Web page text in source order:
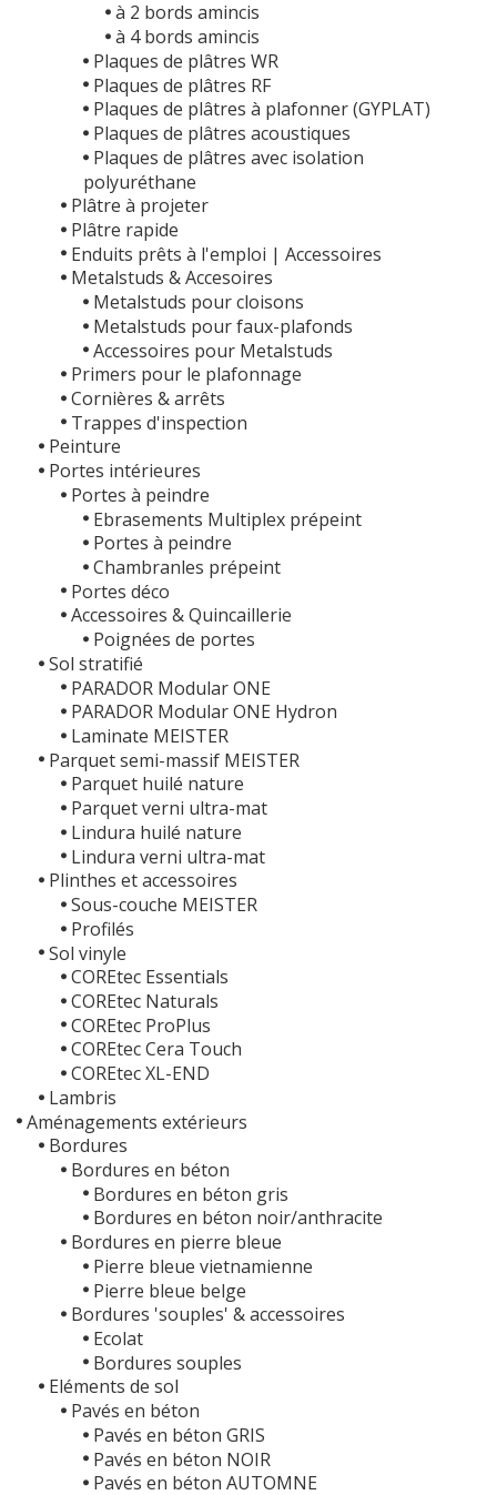
à 2 bords amincis
à 4 bords amincis
Plaques de plâtres WR
Plaques de plâtres RF
Plaques de plâtres à plafonner (GYPLAT)
Plaques de plâtres acoustiques
Plaques de plâtres avec isolation
polyuréthane
Plâtre à projeter
Plâtre rapide
Enduits prêts à l'emploi | Accessoires
Metalstuds & Accesoires
Metalstuds pour cloisons
Metalstuds pour faux-plafonds
Accessoires pour Metalstuds
Primers pour le plafonnage
Cornières & arrêts
Trappes d'inspection
Peinture
Portes intérieures
Portes à peindre
Ebrasements Multiplex prépeint
Portes à peindre
Chambranles prépeint
Portes déco
Accessoires & Quincaillerie
Poignées de portes
Sol stratifié
PARADOR Modular ONE
PARADOR Modular ONE Hydron
Laminate MEISTER
Parquet semi-massif MEISTER
Parquet huilé nature
Parquet verni ultra-mat
Lindura huilé nature
Lindura verni ultra-mat
Plinthes et accessoires
Sous-couche MEISTER
Profilés
Sol vinyle
COREtec Essentials
COREtec Naturals
COREtec ProPlus
COREtec Cera Touch
COREtec XL-END
Lambris
Aménagements extérieurs
Bordures
Bordures en béton
Bordures en béton gris
Bordures en béton noir/anthracite
Bordures en pierre bleue
Pierre bleue vietnamienne
Pierre bleue belge
Bordures 'souples' & accessoires
Ecolat
Bordures souples
Eléments de sol
Pavés en béton
Pavés en béton GRIS
Pavés en béton NOIR
Pavés en béton AUTOMNE